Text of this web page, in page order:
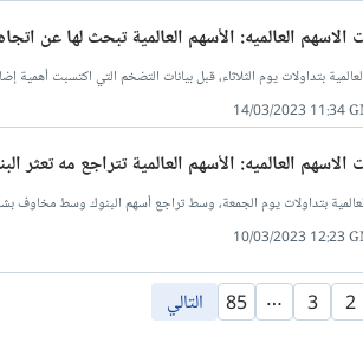
العالميه: الأسهم العالمية تبحث لها عن
بتداولات يوم الثلاثاء، قبل بيانات التضخم التي اكتسبت
14/03/2023 11:34
العالميه: الأسهم العالمية تتراجع مه تعثر
بتداولات يوم الجمعة، وسط تراجع أسهم البنوك وسط مخاوف
10/03/2023 12:23
2
3
…
85 التالي